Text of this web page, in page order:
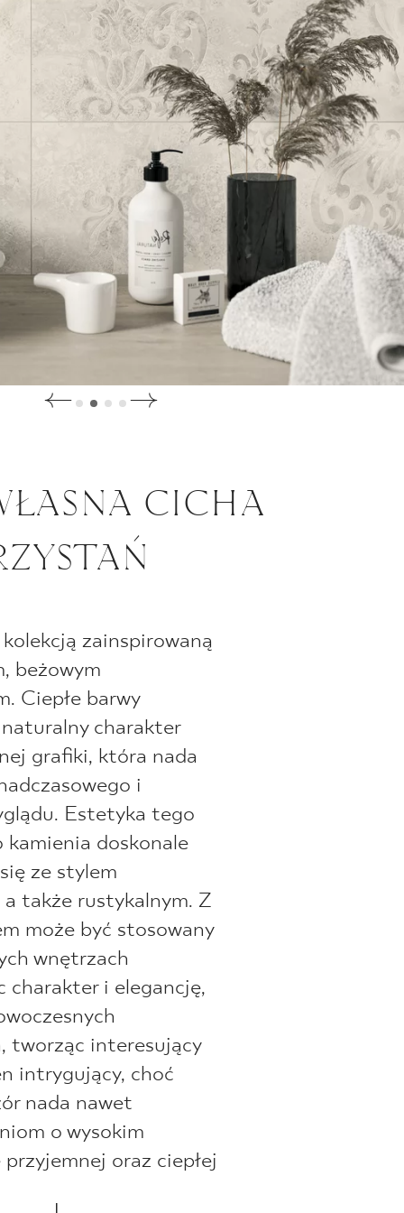
CICHA
zainspirowaną
beżowym
Ciepłe barwy
charakter
grafiki, która nada
i
Estetyka tego
kamienia doskonale
ze stylem
a także rustykalnym. Z
może być stosowany
wnętrzach
charakter i elegancję,
tworząc interesujący
intrygujący, choć
nada nawet
o wysokim
oraz ciepłej